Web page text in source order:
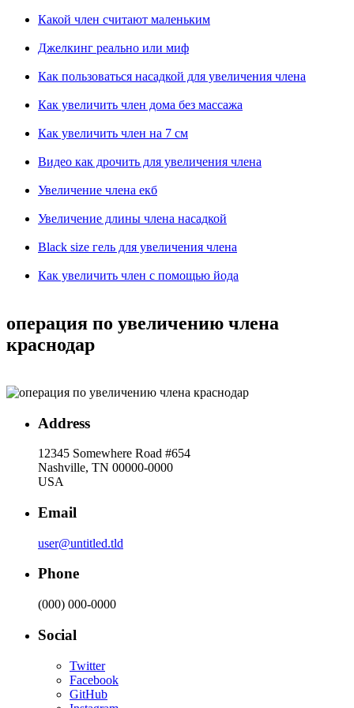
Какой член считают маленьким
Джелкинг реально или миф
Как пользоваться насадкой для увеличения члена
Как увеличить член дома без массажа
Как увеличить член на 7 см
Видео как дрочить для увеличения члена
Увеличение члена екб
Увеличение длины члена насадкой
Black size гель для увеличения члена
Как увеличить член с помощью йода
операция по увеличению члена
краснодар
Address
12345 Somewhere Road #654
Nashville, TN 00000-0000
USA
Email
user@untitled.tld
Phone
(000) 000-0000
Social
Twitter
Facebook
GitHub